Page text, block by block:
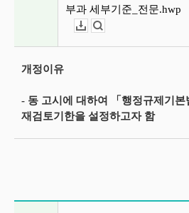
부과 세부기준_전문.hwp
개정이유
- 동 고시에 대하여 「행정규제기본
재검토기한을 설정하고자 함